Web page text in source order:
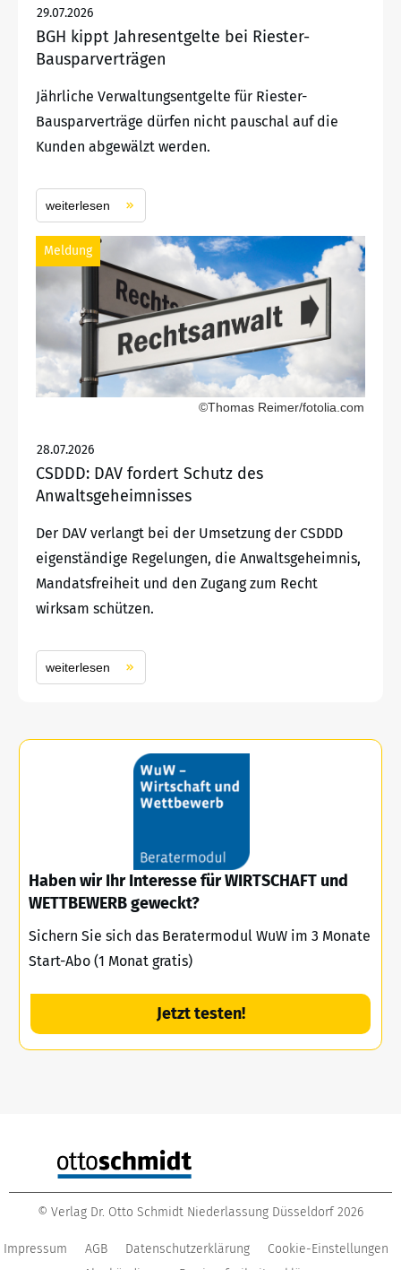
29.07.2026
BGH kippt Jahresentgelte bei Riester-
Bausparverträgen
Jährliche Verwaltungsentgelte für Riester-
Bausparverträge dürfen nicht pauschal auf die
Kunden abgewälzt werden.
weiterlesen
Meldung
©Thomas Reimer/fotolia.com
28.07.2026
CSDDD: DAV fordert Schutz des
Anwaltsgeheimnisses
Der DAV verlangt bei der Umsetzung der CSDDD
eigenständige Regelungen, die Anwaltsgeheimnis,
Mandatsfreiheit und den Zugang zum Recht
wirksam schützen.
weiterlesen
Haben wir Ihr Interesse für WIRTSCHAFT und
WETTBEWERB geweckt?
Sichern Sie sich das Beratermodul WuW im 3 Monate
Start-Abo (1 Monat gratis)
Jetzt testen!
© Verlag Dr. Otto Schmidt Niederlassung Düsseldorf 2026
Impressum AGB Datenschutzerklärung
Cookie-Einstellungen